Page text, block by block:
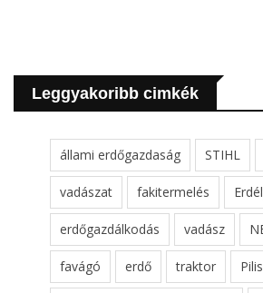
Leggyakoribb cimkék
állami erdőgazdaság STIHL
vadászat fakitermelés
erdőgazdálkodás vadász
favágó erdő traktor